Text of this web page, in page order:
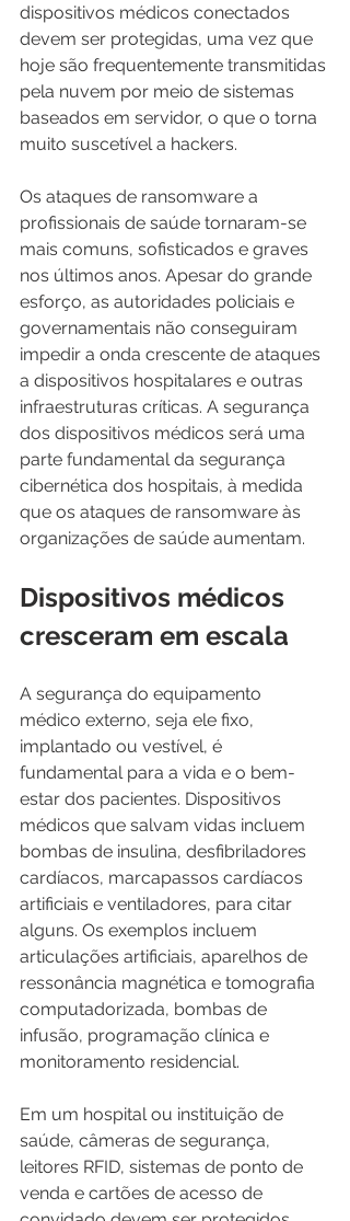
dispositivos médicos conectados
devem ser protegidas, uma vez que
hoje são frequentemente transmitidas
pela nuvem por meio de sistemas
baseados em servidor, o que o torna
muito suscetível a hackers.
Os ataques de ransomware a
profissionais de saúde tornaram-se
mais comuns, sofisticados e graves
nos últimos anos. Apesar do grande
esforço, as autoridades policiais e
governamentais não conseguiram
impedir a onda crescente de ataques
a dispositivos hospitalares e outras
infraestruturas críticas. A segurança
dos dispositivos médicos será uma
parte fundamental da segurança
cibernética dos hospitais, à medida
que os ataques de ransomware às
organizações de saúde aumentam.
Dispositivos médicos
cresceram em escala
A segurança do equipamento
médico externo, seja ele fixo,
implantado ou vestível, é
fundamental para a vida e o bem-
estar dos pacientes. Dispositivos
médicos que salvam vidas incluem
bombas de insulina, desfibriladores
cardíacos, marcapassos cardíacos
artificiais e ventiladores, para citar
alguns. Os exemplos incluem
articulações artificiais, aparelhos de
ressonância magnética e tomografia
computadorizada, bombas de
infusão, programação clínica e
monitoramento residencial.
Em um hospital ou instituição de
saúde, câmeras de segurança,
leitores RFID, sistemas de ponto de
venda e cartões de acesso de